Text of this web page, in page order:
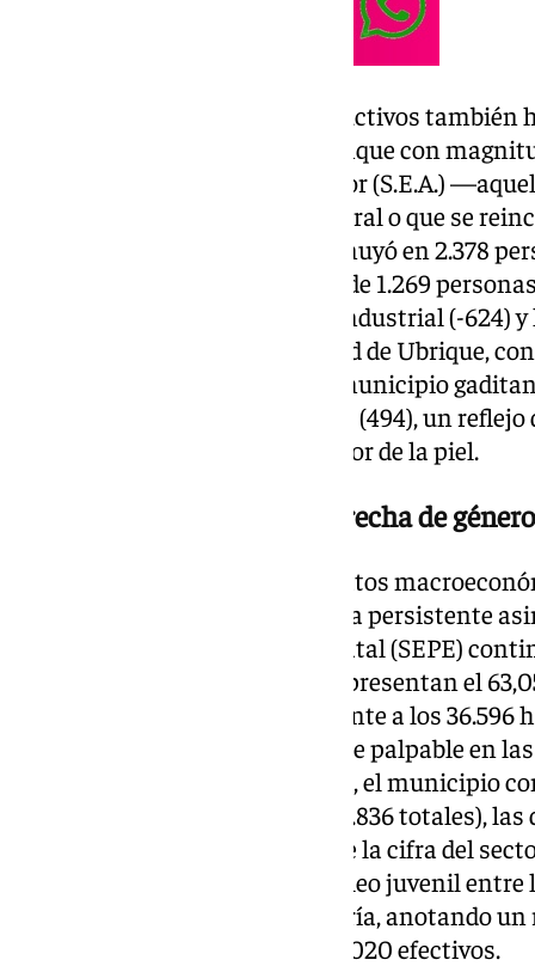
El resto de los segmentos productivos
comportamiento favorable, aunque con
de personas Sin Empleo Anterior (S.E.A.)
acceder a su primer puesto laboral o que se
periodo de inactividad— disminuyó en 2.378
construcción la bajada ha sido de 1.269
desempleo, seguido del sector industrial (-624)
sectorial destaca la singularidad de Ubrique,
manufacturero al ser el único municipio
personas) supera al de servicios (494), un
denso ecosistema ligado al sector de la piel.
Disparidad demográfica y brecha de género
Pese a la efervescencia de los datos
desempleo gaditano desvela una persistente
Servicio Público de Empleo Estatal (SEPE)
sesgo femenino: las mujeres representan el
acumulando 62.458 paradas frente a los
de género se hace especialmente palpable en
los datos de Jerez de la Frontera, el municipio
desocupados de la provincia (18.836 totales),
(12.262) duplican holgadamente la cifra del
reverso demográfico, el desempleo juvenil
experimenta una notable mejoría, anotando un
año anterior para situarse en 7.020 efectivos.